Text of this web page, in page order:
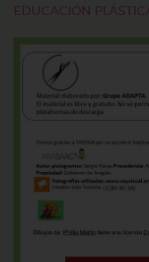
EDUCACIÓN